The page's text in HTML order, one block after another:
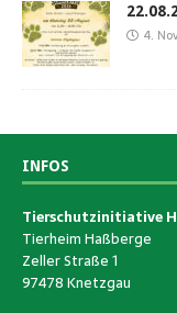
4.
INFOS
Tierschutzinitiative
Tierheim Haßberge
Zeller Straße 1
97478 Knetzgau